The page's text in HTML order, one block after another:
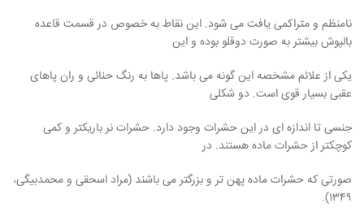
نامنظم و متراکمی یافت می شود. این نقاط به خصوص در قسمت قاعده
بالپوش بیشتر به صورت دوقلو بوده و این
یکی از علائم مشخصه این گونه می باشد. پاها به رنگ حنائی و ران پاهای
عقبی بسیار قوی است. دو شکلی
جنسی تا اندازه ای در این حشرات وجود دارد. حشرات نر باریکتر و کمی
کوچکتر از حشرات ماده هستند. در
صورتی که حشرات ماده پهن تر و بزرگتر می باشند (مراد اسحقی و محمدبیگی،
۱۳۴۹).